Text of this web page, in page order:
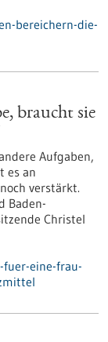
bereichern-die-
braucht sie
Aufgaben,
es an
verstärkt.
Baden-
Christel
eine-frau-